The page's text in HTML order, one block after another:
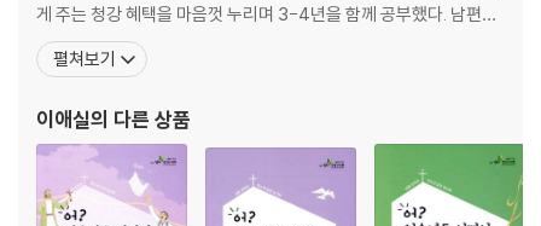
『어? 성경이 읽어지네! 신약12과 성경방 워크북』
들어가는 글
Lesson 1 구약을 단숨에 확~ 꿴 다음, 신약에 붙여라!
Lesson 2 갈릴리 예수, 첫 유월절에 예루살렘에서 톱 뉴스 주인공으로 뜨
시다!
Lesson 3 8개월 후, 갈릴리로 이동! 갈릴리도 들썩들썩~~
게 주는 청강 혜택을 마음껏 누리며 3-4년을 함께 공부했다. 남편이
학위를 마친 후 시카고를 떠나 메릴랜드 볼티모어 벧엘교회를 담임하
게 됐을 때 「어? 성경이 읽어지네!」를 예기치 않게 집필하게 된다. 이
국교계의 대표적인
펼쳐보기
이애실의 다른 상품